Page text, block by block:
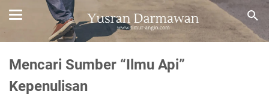
Mencari Sumber “Ilmu Api”
Kepenulisan